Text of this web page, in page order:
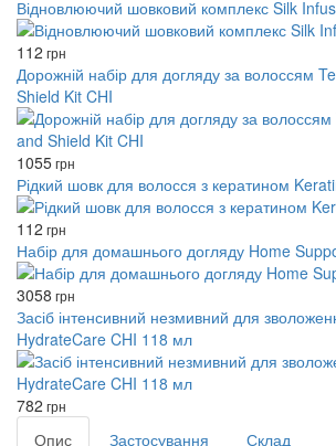
Відновлюючий шовковий комплекс Silk
112 грн
Дорожній набір для догляду за волоссям
Shield Kit CHI
1055грн
Рідкий шовк для волосся з кератином
112 грн
Набір для домашнього догляду Home
3058 грн
Засіб інтенсивний незмивний для
HydrateCare CHI 118 мл
782 грн
Опис Застосування Склад